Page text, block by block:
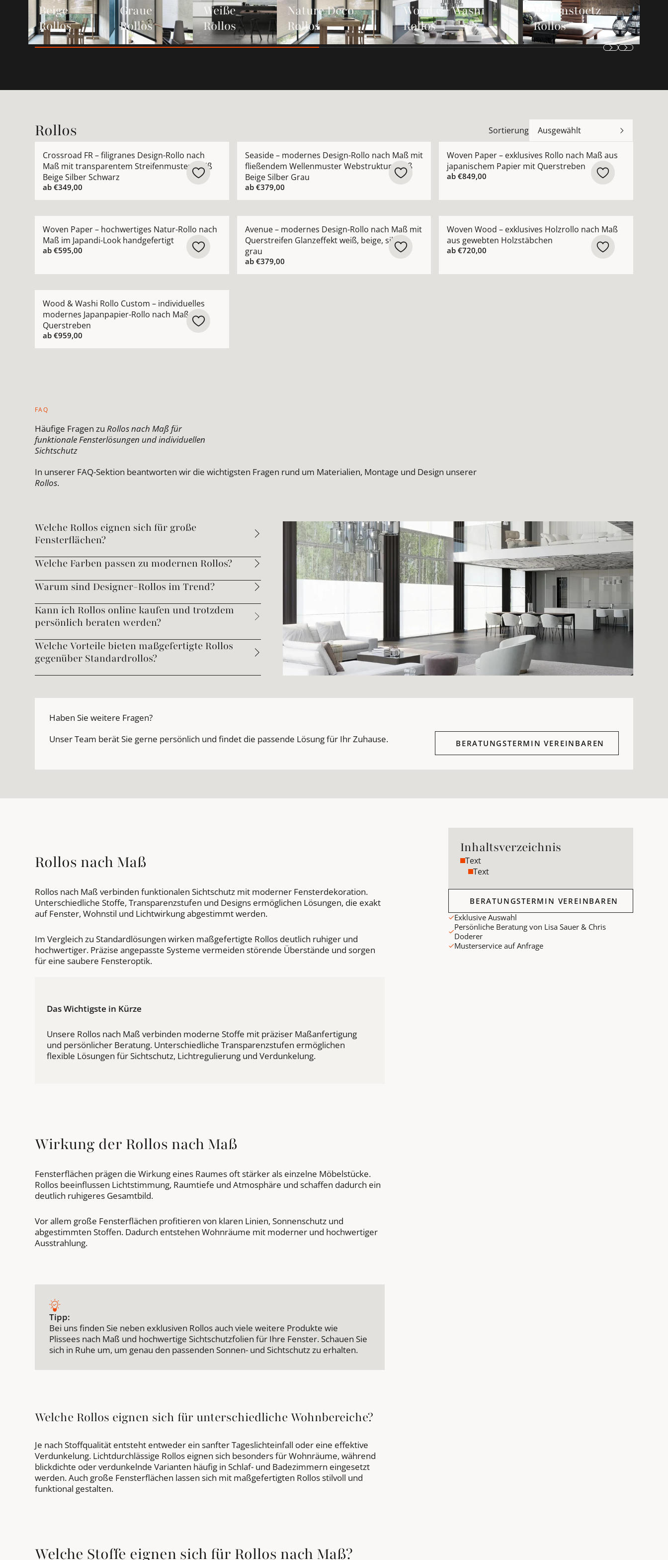
Beige
Rollos
Graue
Rollos
Weiße
Rollos
Nature Deco
Rollos
Wood & Washi
Rollos
Jab Anstoetz
Rollos
Rollos Sortierung Ausgewählt
Crossroad FR – filigranes Design-Rollo nach
Maß mit transparentem Streifenmuster Weiß
Beige Silber Schwarz
ab €349,00
Seaside – modernes Design-Rollo nach Maß mit
fließendem Wellenmuster Webstruktur Weiß
Beige Silber Grau
ab €379,00
Woven Paper – exklusives Rollo nach Maß aus
japanischem Papier mit Querstreben
ab€849,00
Woven Paper – hochwertiges Natur-Rollo nach
Maß im Japandi-Look handgefertigt
ab €595,00
Avenue – modernes Design-Rollo nach Maß mit
Querstreifen Glanzeffekt weiß, beige, silber,
grau
ab €379,00
Woven Wood – exklusives Holzrollo nach Maß
aus gewebten Holzstäbchen
ab€720,00
Wood & Washi Rollo Custom – individuelles
modernes Japanpapier-Rollo nach Maß mit
Querstreben
ab €959,00
FAQ
Häufige Fragen zu Rollos nach Maß für
funktionale Fensterlösungen und individuellen
Sichtschutz
In unserer FAQ-Sektion beantworten wir die wichtigsten Fragen rund um Materialien, Montage und Design unserer
Rollos.
Welche Rollos eignen sich für große
Fensterflächen?
Welche Farben passen zu modernen Rollos?
Warum sind Designer-Rollos im Trend?
Kann ich Rollos online kaufen und trotzdem
persönlich beraten werden?
Welche Vorteile bieten maßgefertigte Rollos
gegenüber Standardrollos?
Haben Sie weitere Fragen?
Unser Team berät Sie gerne persönlich und findet die passende Lösung für Ihr Zuhause.
BERATUNGSTERMIN VEREINBAREN
Rollos nach Maß
Rollos nach Maß verbinden funktionalen Sichtschutz mit moderner Fensterdekoration.
Unterschiedliche Stoffe, Transparenzstufen und Designs ermöglichen Lösungen, die exakt
auf Fenster, Wohnstil und Lichtwirkung abgestimmt werden.
Im Vergleich zu Standardlösungen wirken maßgefertigte Rollos deutlich ruhiger und
hochwertiger. Präzise angepasste Systeme vermeiden störende Überstände und sorgen
für eine saubere Fensteroptik.
Das Wichtigste in Kürze
Unsere Rollos nach Maß verbinden moderne Stoffe mit präziser Maßanfertigung
und persönlicher Beratung. Unterschiedliche Transparenzstufen ermöglichen
flexible Lösungen für Sichtschutz, Lichtregulierung und Verdunkelung.
Wirkung der Rollos nach Maß
Fensterflächen prägen die Wirkung eines Raumes oft stärker als einzelne Möbelstücke.
Rollos beeinflussen Lichtstimmung, Raumtiefe und Atmosphäre und schaffen dadurch ein
deutlich ruhigeres Gesamtbild.
Vor allem große Fensterflächen profitieren von klaren Linien, Sonnenschutz und
abgestimmten Stoffen. Dadurch entstehen Wohnräume mit moderner und hochwertiger
Ausstrahlung.
Tipp:
Bei uns finden Sie neben exklusiven Rollos auch viele weitere Produkte wie
Plissees nach Maß und hochwertige Sichtschutzfolien für Ihre Fenster. Schauen Sie
sich in Ruhe um, um genau den passenden Sonnen- und Sichtschutz zu erhalten.
Welche Rollos eignen sich für unterschiedliche Wohnbereiche?
Je nach Stoffqualität entsteht entweder ein sanfter Tageslichteinfall oder eine effektive
Verdunkelung. Lichtdurchlässige Rollos eignen sich besonders für Wohnräume, während
blickdichte oder verdunkelnde Varianten häufig in Schlaf- und Badezimmern eingesetzt
werden. Auch große Fensterflächen lassen sich mit maßgefertigten Rollos stilvoll und
funktional gestalten.
Welche Stoffe eignen sich für Rollos nach Maß?
Inhaltsverzeichnis
Text
Text
BERATUNGSTERMIN VEREINBAREN
Exklusive Auswahl
Persönliche Beratung von Lisa Sauer & Chris
Doderer
Musterservice auf Anfrage